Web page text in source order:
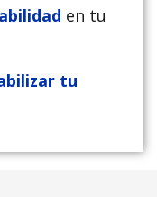
en tu
tu